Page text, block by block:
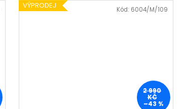
VÝPRODEJ
2 990
KČ
–43 %
Kód: 6004/M/109